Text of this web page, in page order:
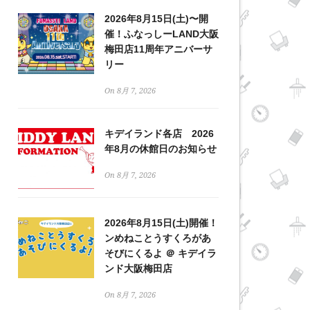
2026年8月15日(土)〜開
催！ふなっしーLAND大阪
梅田店11周年アニバーサ
リー
On 8月 7, 2026
キデイランド各店 2026
年8月の休館日のお知らせ
On 8月 7, 2026
2026年8月15日(土)開催！
ンめねことうすくろがあ
そびにくるよ ＠ キデイラ
ンド大阪梅田店
On 8月 7, 2026